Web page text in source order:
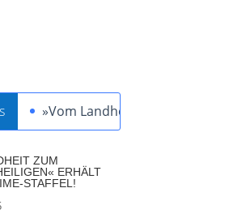
»Vom Landheit zum
ZUM
ERHÄLT
STAFFEL!